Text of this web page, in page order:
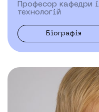
Професор кафедри
технологій
Біографія